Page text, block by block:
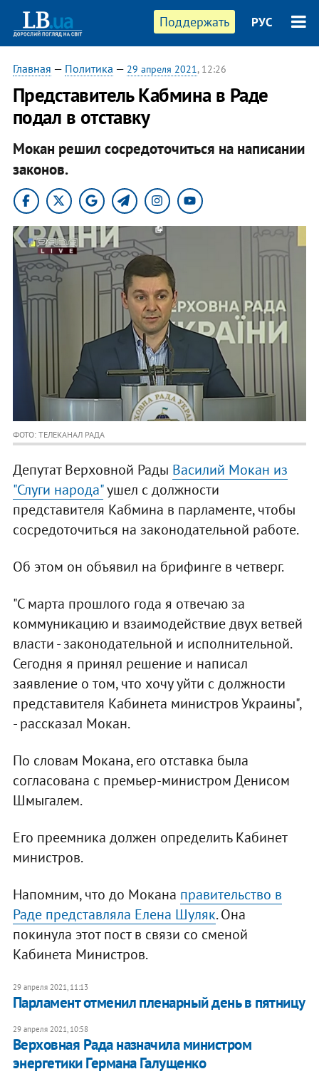
Поддержать РУС
Главная — Политика — 29 апреля 2021, 12:26
Представитель Кабмина в Раде
подал в отставку
Мокан решил сосредоточиться на написании
законов.
ФОТО: ТЕЛЕКАНАЛ РАДА
Депутат Верховной Рады Василий Мокан из
"Слуги народа"ушел с должности
представителя Кабмина в парламенте, чтобы
сосредоточиться на законодательной работе.
Об этом он объявил на брифинге в четверг.
"С марта прошлого года я отвечаю за
коммуникацию и взаимодействие двух ветвей
власти - законодательной и исполнительной.
Сегодня я принял решение и написал
заявление о том, что хочу уйти с должности
представителя Кабинета министров Украины",
- рассказал Мокан.
По словам Мокана, его отставка была
согласована с премьер-министром Денисом
Шмыгалем.
Его преемника должен определить Кабинет
министров.
Напомним, что до Мокана правительство в
Раде представляла Елена Шуляк. Она
покинула этот пост в связи со сменой
Кабинета Министров.
29 апреля 2021, 11:13
Парламент отменил пленарный день в пятницу
29 апреля 2021, 10:58
Верховная Рада назначила министром
энергетики Германа Галущенко